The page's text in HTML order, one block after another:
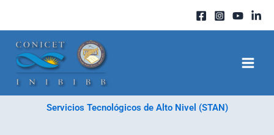
Servicios Tecnológicos de Alto Nivel (STAN)